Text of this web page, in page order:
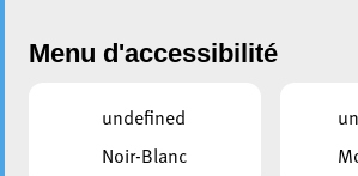
Administration
Menu d'accessibilité
undefined
Noir-Blanc